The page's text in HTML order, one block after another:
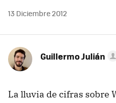
13 Diciembre 2012
Guillermo Julián
La lluvia de cifras sobre